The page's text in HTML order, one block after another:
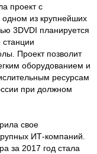
проект с
из крупнейших
3DVDI планируется
Проект позволит
оборудованием и
ресурсам
при должном
свое
ИТ-компаний.
за 2017 год стала